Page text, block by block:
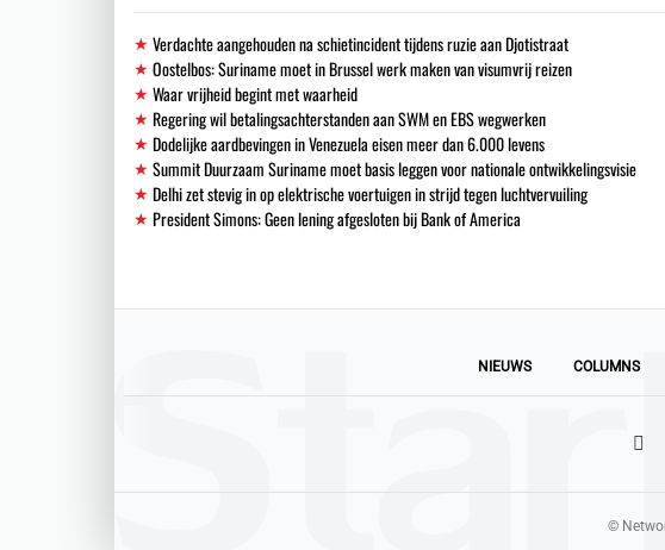
Verdachte aangehouden na schietincident tijdens ruzie aan Djotistraat
Oostelbos: Suriname moet in Brussel werk maken van visumvrij reizen
Waar vrijheid begint met waarheid
Regering wil betalingsachterstanden aan SWM en EBS wegwerken
Dodelijke aardbevingen in Venezuela eisen meer dan 6.000 levens
Summit Duurzaam Suriname moet basis leggen voor nationale ontwikkelingsvisie
Delhi zet stevig in op elektrische voertuigen in strijd tegen luchtvervuiling
President Simons: Geen lening afgesloten bij Bank of America
NIEUWS COLUMNS
©